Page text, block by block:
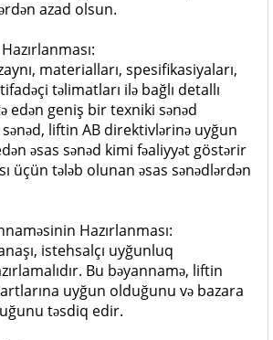
azad olsun.
materialları, spesifikasiyaları,
təlimatları ilə bağlı detallı
edən geniş bir texniki sənəd
sənəd, liftin AB direktivlərinə uyğun
əsas sənəd kimi fəaliyyət göstərir
üçün tələb olunan əsas sənədlərdən
Hazırlanması:
istehsalçı uyğunluq
Bu bəyannamə, liftin
uyğun olduğunu və bazara
təsdiq edir.